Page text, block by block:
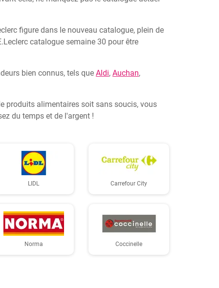
figure dans le nouveau catalogue, plein de
catalogue semaine 30 pour être
bien connus, tels que Aldi, Auchan,
produits alimentaires soit sans soucis, vous
du temps et de l'argent !
LIDL Carrefour City
Norma Coccinelle